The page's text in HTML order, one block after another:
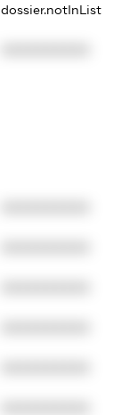
dossier.notInList